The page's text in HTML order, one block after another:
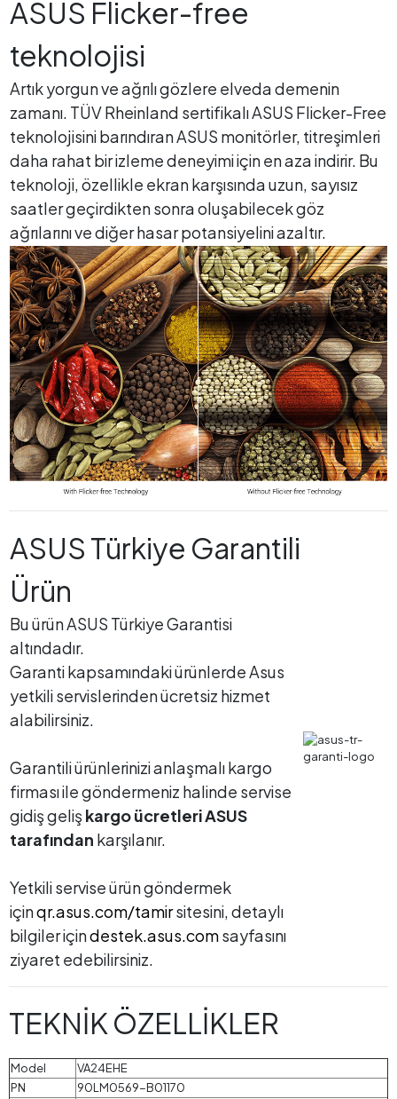
ASUS Flicker-free
teknolojisi
Artık yorgun ve ağrılı gözlere elveda demenin
zamanı. TÜV Rheinland sertifikalı ASUS Flicker-Free
teknolojisini barındıran ASUS monitörler, titreşimleri
daha rahat bir izleme deneyimi için en aza indirir. Bu
teknoloji, özellikle ekran karşısında uzun, sayısız
saatler geçirdikten sonra oluşabilecek göz
ağrılarını ve diğer hasar potansiyelini azaltır.
ASUS Türkiye Garantili
Ürün
Bu ürün ASUS Türkiye Garantisi
altındadır.
Garanti kapsamındaki ürünlerde Asus
yetkili servislerinden ücretsiz hizmet
alabilirsiniz.
Garantili ürünlerinizi anlaşmalı kargo
firması ile göndermeniz halinde servise
gidiş gelişkargo ücretleri ASUS
tarafından karşılanır.
Yetkili servise ürün göndermek
içinqr.asus.com/tamirsitesini, detaylı
bilgiler içindestek.asus.comsayfasını
ziyaret edebilirsiniz.
TEKNİK ÖZELLİKLER
Model
VA24EHE
PN
90LM0569-B01170